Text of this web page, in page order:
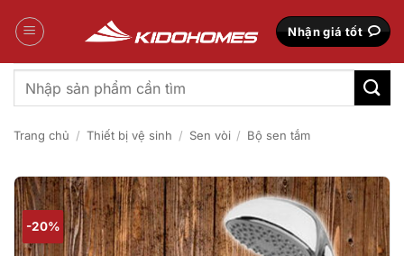
qua
Nhận giá tốt
Tìm
kiếm:
Trang chủ / Thiết bị vệ sinh / Sen vòi / Bộ sen tắm
-20%